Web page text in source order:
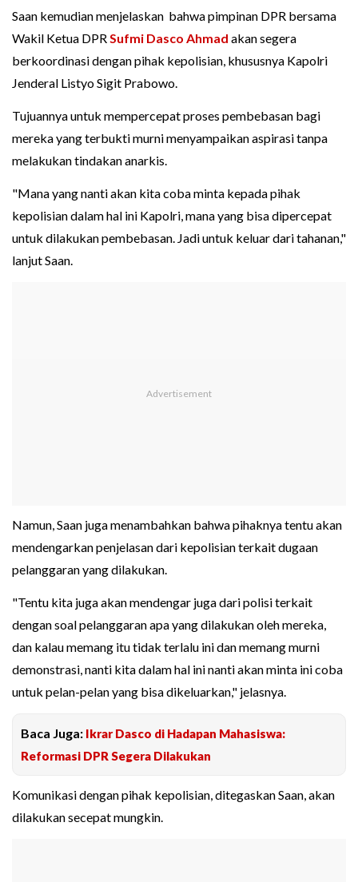
Saan kemudian menjelaskan bahwa pimpinan DPR bersama
Wakil Ketua DPRSufmi Dasco Ahmad akan segera
berkoordinasi dengan pihak kepolisian, khususnya Kapolri
Jenderal Listyo Sigit Prabowo.
Tujuannya untuk mempercepat proses pembebasan bagi
mereka yang terbukti murni menyampaikan aspirasi tanpa
melakukan tindakan anarkis.
"Mana yang nanti akan kita coba minta kepada pihak
kepolisian dalam hal ini Kapolri, mana yang bisa dipercepat
untuk dilakukan pembebasan. Jadi untuk keluar dari tahanan,"
lanjut Saan.
Namun, Saan juga menambahkan bahwa pihaknya tentu akan
mendengarkan penjelasan dari kepolisian terkait dugaan
pelanggaran yang dilakukan.
"Tentu kita juga akan mendengar juga dari polisi terkait
dengan soal pelanggaran apa yang dilakukan oleh mereka,
dan kalau memang itu tidak terlalu ini dan memang murni
demonstrasi, nanti kita dalam hal ini nanti akan minta ini coba
untuk pelan-pelan yang bisa dikeluarkan," jelasnya.
Baca Juga: Ikrar Dasco di Hadapan Mahasiswa:
Reformasi DPR Segera Dilakukan
Komunikasi dengan pihak kepolisian, ditegaskan Saan, akan
dilakukan secepat mungkin.